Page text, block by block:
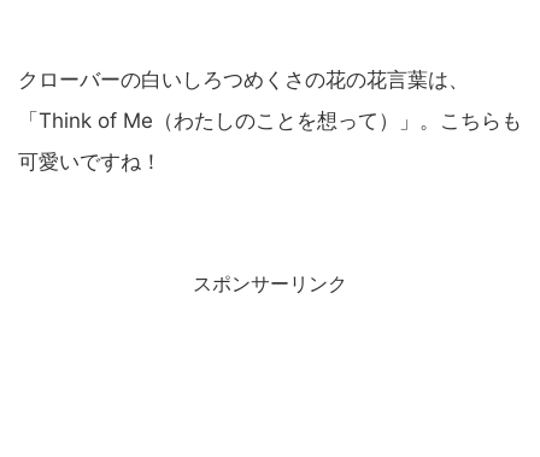
クローバーの白いしろつめくさの花の花言葉は、
「Think of Me（わたしのことを想って）」。こちらも
可愛いですね！
スポンサーリンク